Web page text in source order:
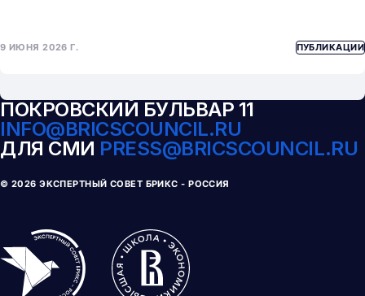
9 ИЮНЯ 2026 Г. ПУБЛИКАЦИИ
ПОКРОВСКИЙ БУЛЬВАР 11
INFO@BRICSCOUNCIL.RU
ДЛЯ СМИ PRESS@BRICSCOUNCIL.RU
© 2026 ЭКСПЕРТНЫЙ СОВЕТ БРИКС - РОССИЯ